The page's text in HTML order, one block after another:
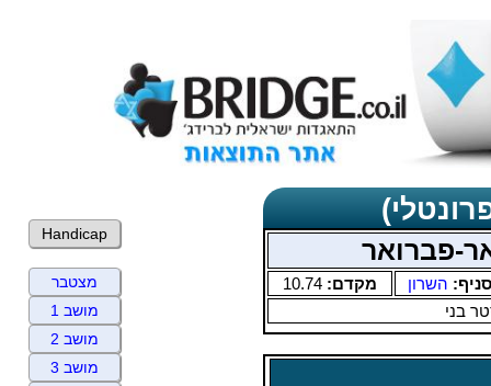
פברואר
סניף: השרון מקדם: 10.74
בני
Handicap
מצטבר
מושב 1
מושב 2
מושב 3